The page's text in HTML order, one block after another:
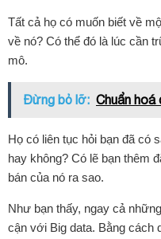
Tất cả họ có muốn biết về
về nó? Có thể đó là lúc cần
mô.
Đừng bỏ lỡ: Chuẩn hoá
Họ có liên tục hỏi bạn đã có
hay không? Có lẽ bạn thêm
bán của nó ra sao.
Như bạn thấy, ngay cả
cận với Big data. Bằng cách